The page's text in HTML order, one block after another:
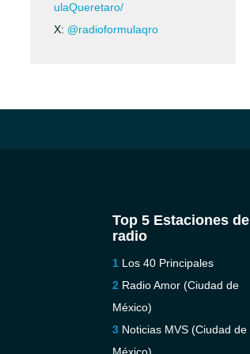
ulaQueretaro/
X: @radioformulaqro
Top 5 Estaciones de
radio
Los 40 Principales
Radio Amor (Ciudad de
México)
Noticias MVS (Ciudad de